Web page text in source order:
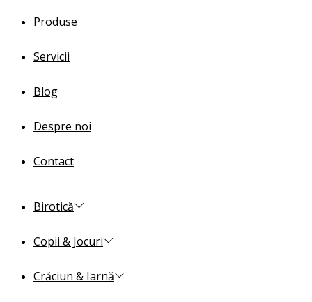
Produse
Servicii
Blog
Despre noi
Contact
Birotică
Copii & Jocuri
Crăciun & Iarnă